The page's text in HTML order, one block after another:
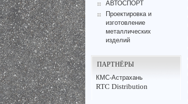
АВТОСПОРТ
Проектировка и
изготовление
металлических
изделий
ПАРТНЁРЫ
КМС-Астрахань
RTC Distribution